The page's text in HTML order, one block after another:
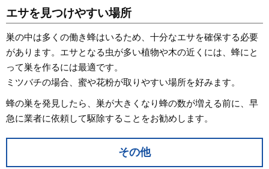
エサを見つけやすい場所
巣の中は多くの働き蜂はいるため、十分なエサを確保する必要
があります。エサとなる虫が多い植物や木の近くには、蜂にと
って巣を作るには最適です。
ミツバチの場合、蜜や花粉が取りやすい場所を好みます。
蜂の巣を発見したら、巣が大きくなり蜂の数が増える前に、早
急に業者に依頼して駆除することをお勧めします。
その他